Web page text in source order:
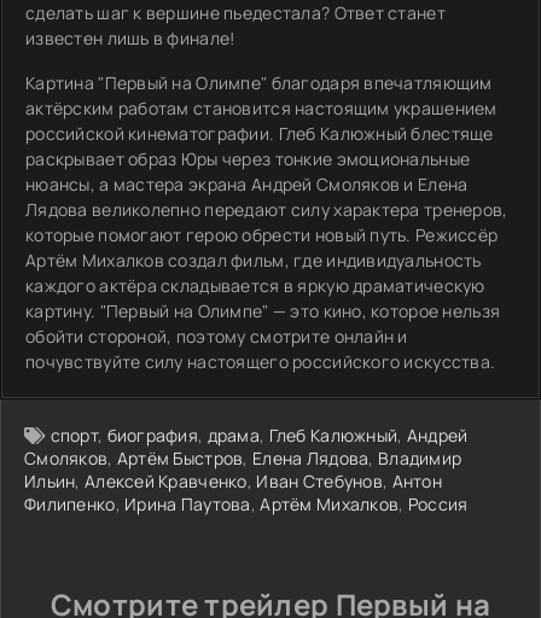
сделать шаг к вершине пьедестала? Ответ станет
известен лишь в финале!
Картина "Первый на Олимпе" благодаря впечатляющим
актёрским работам становится настоящим украшением
российской кинематографии. Глеб Калюжный блестяще
раскрывает образ Юры через тонкие эмоциональные
нюансы, а мастера экрана Андрей Смоляков и Елена
Лядова великолепно передают силу характера тренеров,
которые помогают герою обрести новый путь. Режиссёр
Артём Михалков создал фильм, где индивидуальность
каждого актёра складывается в яркую драматическую
картину. "Первый на Олимпе" — это кино, которое нельзя
обойти стороной, поэтому смотрите онлайн и
почувствуйте силу настоящего российского искусства.
спорт, биография, драма, Глеб Калюжный, Андрей
Смоляков, Артём Быстров, Елена Лядова, Владимир
Ильин, Алексей Кравченко, Иван Стебунов, Антон
Филипенко, Ирина Паутова,Артём Михалков, Россия
Смотрите трейлер Первый на